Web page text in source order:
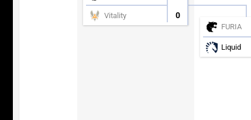
Vitality 0
FURIA
Liquid